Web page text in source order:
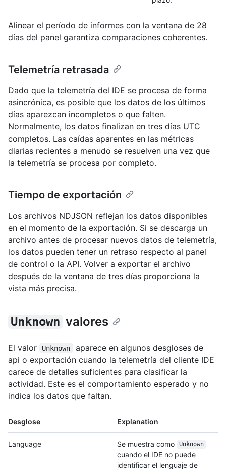
Alinear el período de informes con la ventana de 28
días del panel garantiza comparaciones coherentes.
Telemetría retrasada
Dado que la telemetría del IDE se procesa de forma
asincrónica, es posible que los datos de los últimos
días aparezcan incompletos o que falten.
Normalmente, los datos finalizan en tres días UTC
completos. Las caídas aparentes en las métricas
diarias recientes a menudo se resuelven una vez que
la telemetría se procesa por completo.
Tiempo de exportación
Los archivos NDJSON reflejan los datos disponibles
en el momento de la exportación. Si se descarga un
archivo antes de procesar nuevos datos de telemetría,
los datos pueden tener un retraso respecto al panel
de control o la API. Volver a exportar el archivo
después de la ventana de tres días proporciona la
vista más precisa.
Unknown valores
El valor Unknown
aparece en algunos desgloses de
api o exportación cuando la telemetría del cliente IDE
carece de detalles suficientes para clasificar la
actividad. Este es el comportamiento esperado y no
indica los datos que faltan.
Desglose Explanation
Language Se muestra como Unknown
cuando el IDE no puede
identificar el lenguaje de